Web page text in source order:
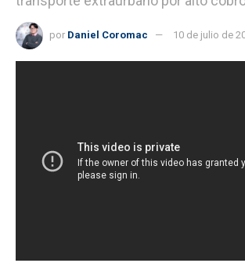
por Daniel Coromac 10 de julio de